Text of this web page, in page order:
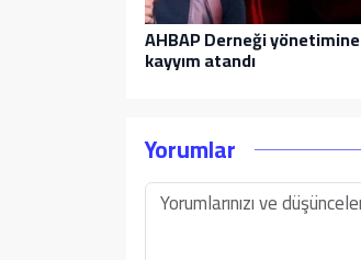
AHBAP Derneği yönetimine
kayyım atandı
Yorumlar